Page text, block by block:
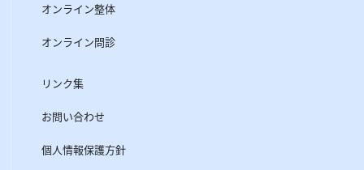
オンライン整体
オンライン問診
リンク集
お問い合わせ
個人情報保護方針